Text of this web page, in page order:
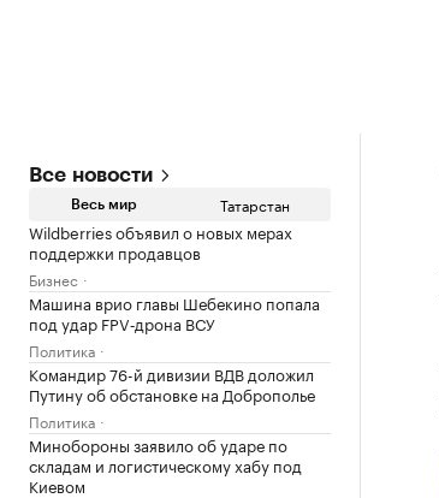
Все новости
Весь мир Татарстан
Wildberries объявил о новых мерах
поддержки продавцов
Бизнес
Машина врио главы Шебекино попала
под удар FPV‑дрона ВСУ
Политика
Командир 76-й дивизии ВДВ доложил
Путину об обстановке на Доброполье
Политика
Минобороны заявило об ударе по
складам и логистическому хабу под
Киевом